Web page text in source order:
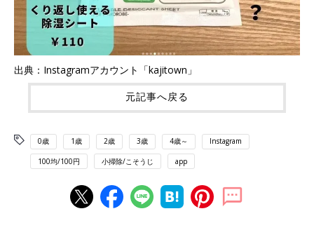
出典：Instagramアカウント「kajitown」
元記事へ戻る
0歳 1歳 2歳 3歳 4歳～ Instagram
100均/100円 小掃除/こそうじ app